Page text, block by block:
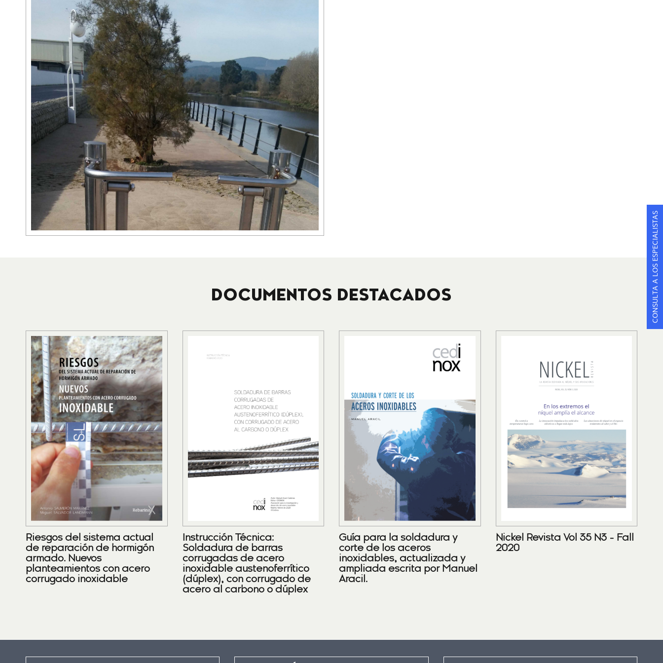
DOCUMENTOS DESTACADOS
Riesgos del sistema actual
de reparación de hormigón
armado. Nuevos
planteamientos con acero
corrugado inoxidable
Instrucción Técnica:
Soldadura de barras
corrugadas de acero
inoxidable austenoferrítico
(dúplex), con corrugado de
acero al carbono o dúplex
Guía para la soldadura y
corte de los aceros
inoxidables, actualizada y
ampliada escrita por Manuel
Aracil.
Nickel Revista Vol 35 N3 - Fall
2020
CONSULTA A LOS ESPECIALISTAS